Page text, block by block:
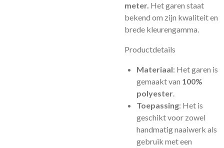
meter. Het garen staat
bekend om zijn kwaliteit en
brede kleurengamma.
Productdetails
Materiaal: Het garen is
gemaakt van 100%
polyester.
Toepassing: Het is
geschikt voor zowel
handmatig naaiwerk als
gebruik met een